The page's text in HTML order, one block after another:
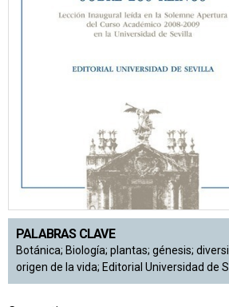
PALABRAS CLAVE
Botánica; Biología; plantas; génesis;
origen de la vida; Editorial Universidad de